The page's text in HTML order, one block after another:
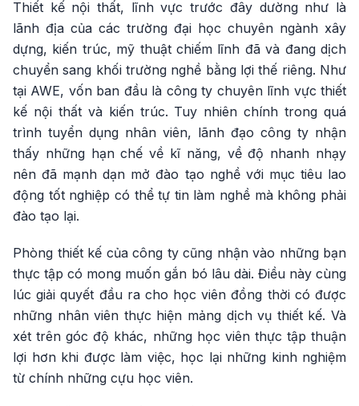
Thiết kế nội thất, lĩnh vực trước đây dường như là
lãnh địa của các trường đại học chuyên ngành xây
dựng, kiến trúc, mỹ thuật chiếm lĩnh đã và đang dịch
chuyển sang khối trường nghề bằng lợi thế riêng. Như
tại AWE, vốn ban đầu là công ty chuyên lĩnh vực thiết
kế nội thất và kiến trúc. Tuy nhiên chính trong quá
trình tuyển dụng nhân viên, lãnh đạo công ty nhận
thấy những hạn chế về kĩ năng, về độ nhanh nhạy
nên đã mạnh dạn mở đào tạo nghề với mục tiêu lao
động tốt nghiệp có thể tự tin làm nghề mà không phải
đào tạo lại.
Phòng thiết kế của công ty cũng nhận vào những bạn
thực tập có mong muốn gắn bó lâu dài. Điều này cùng
lúc giải quyết đầu ra cho học viên đồng thời có được
những nhân viên thực hiện mảng dịch vụ thiết kế. Và
xét trên góc độ khác, những học viên thực tập thuận
lợi hơn khi được làm việc, học lại những kinh nghiệm
từ chính những cựu học viên.